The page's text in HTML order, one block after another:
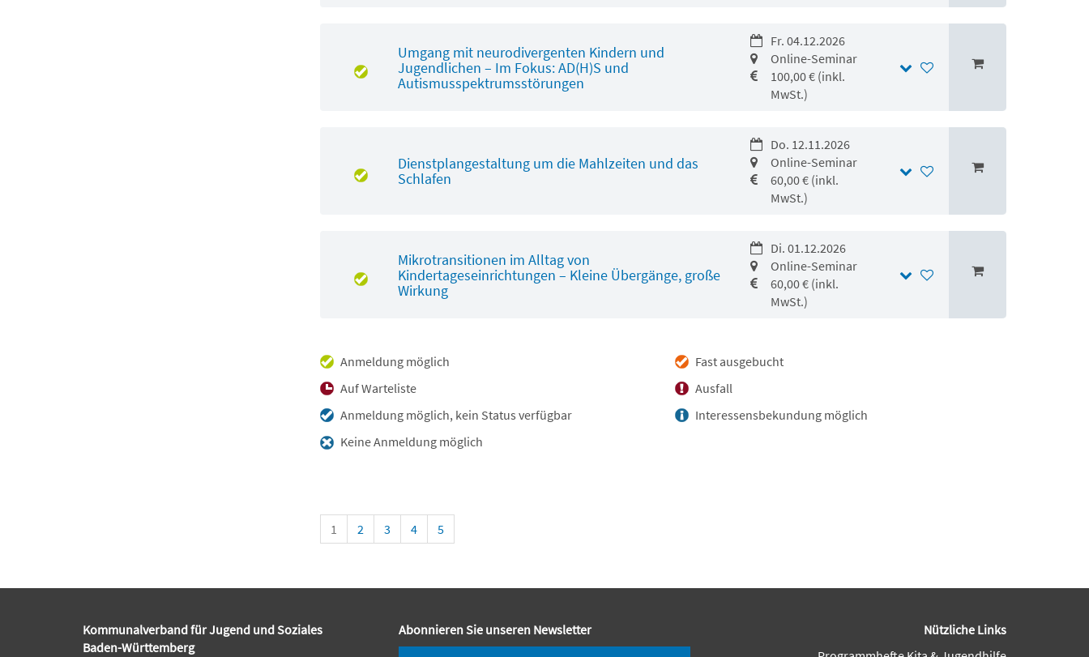
Umgang mit neurodivergenten Kindern und
Jugendlichen – Im Fokus: AD(H)S und
Autismusspektrumsstörungen
Fr. 04.12.2026
Online-Seminar
100,00 € (inkl.
MwSt.)
Dienstplangestaltung um die Mahlzeiten und das
Schlafen
Do. 12.11.2026
Online-Seminar
60,00 € (inkl.
MwSt.)
Mikrotransitionen im Alltag von
Kindertageseinrichtungen – Kleine Übergänge, große
Wirkung
Di. 01.12.2026
Online-Seminar
60,00 € (inkl.
MwSt.)
Anmeldung möglich
Fast ausgebucht
Auf Warteliste
Ausfall
Anmeldung möglich, kein Status verfügbar
Interessensbekundung möglich
Keine Anmeldung möglich
1 2 3 4 5
Kommunalverband für Jugend und Soziales
Baden-Württemberg
Abonnieren Sie unseren Newsletter
Nützliche Links